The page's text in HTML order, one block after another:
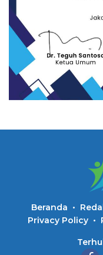
Beranda
Privacy Policy